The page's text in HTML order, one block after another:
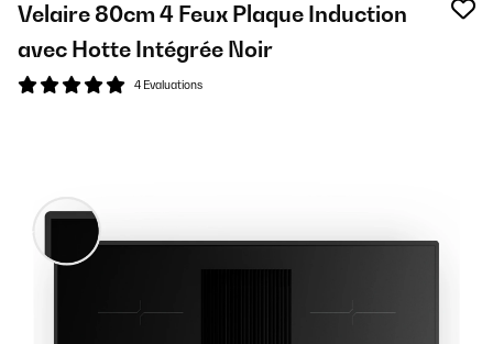
Velaire 80cm 4 Feux Plaque Induction
avec Hotte Intégrée​ Noir
4 Evaluations